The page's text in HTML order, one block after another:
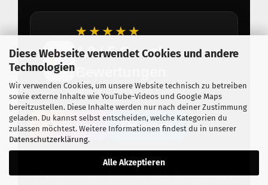
Diese Webseite verwendet Cookies und andere
Technologien
Wir verwenden Cookies, um unsere Website technisch zu betreiben
sowie externe Inhalte wie YouTube-Videos und Google Maps
bereitzustellen. Diese Inhalte werden nur nach deiner Zustimmung
geladen. Du kannst selbst entscheiden, welche Kategorien du
zulassen möchtest. Weitere Informationen findest du in unserer
Datenschutzerklärung.
Alle Akzeptieren
★★★★★
4,8 / 5 Google
Über 150 zufriedene Kunden
Instagram Facebook
© Feuerwerkseinkauf Berlin · Seit 2015 · Erlaubnis nach §7